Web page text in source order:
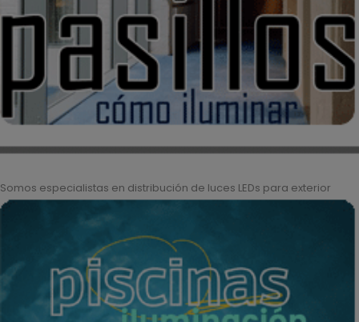
Somos especialistas en distribución de luces LEDs para exterior